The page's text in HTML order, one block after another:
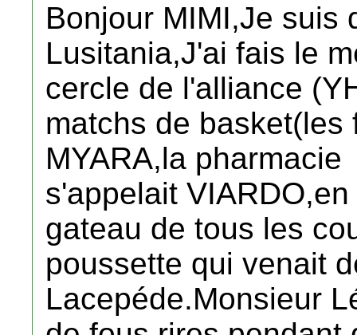
Bonjour MIMI,Je suis
Lusitania,J'ai fais le
cercle de l'alliance
matchs de basket(les
MYARA,la pharmacie
s'appelait
gateau de tous les
poussette qui venait
Lacepéde.Monsieur